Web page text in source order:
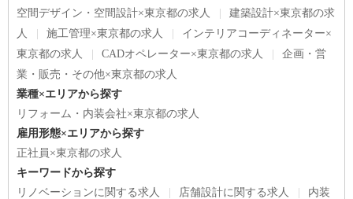
空間デザイン・空間設計×東京都の求人
建築設計×東京都の求
人
施工管理×東京都の求人
インテリアコーディネーター×
東京都の求人
CADオペレーター×東京都の求人
企画・営
業・販売・その他×東京都の求人
業種×エリアから探す
リフォーム・内装会社×東京都の求人
雇用形態×エリアから探す
正社員×東京都の求人
キーワードから探す
リノベーションに関する求人
店舗設計に関する求人
内装